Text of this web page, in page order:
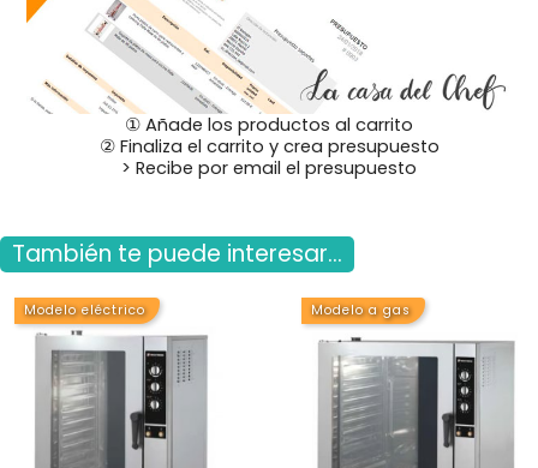
① Añade los productos al carrito
② Finaliza el carrito y crea presupuesto
> Recibe por email el presupuesto
También te puede interesar...
Modelo eléctrico Modelo a gas